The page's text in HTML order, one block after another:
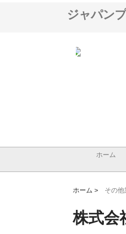
ジャパン
ホーム
ホーム > その他
株式会